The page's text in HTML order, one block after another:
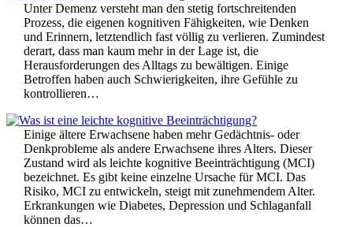
Unter Demenz versteht man den stetig fortschreitenden
Prozess, die eigenen kognitiven Fähigkeiten, wie Denken
und Erinnern, letztendlich fast völlig zu verlieren. Zumindest
derart, dass man kaum mehr in der Lage ist, die
Herausforderungen des Alltags zu bewältigen. Einige
Betroffen haben auch Schwierigkeiten, ihre Gefühle zu
kontrollieren…
Einige ältere Erwachsene haben mehr Gedächtnis- oder
Denkprobleme als andere Erwachsene ihres Alters. Dieser
Zustand wird als leichte kognitive Beeinträchtigung (MCI)
bezeichnet. Es gibt keine einzelne Ursache für MCI. Das
Risiko, MCI zu entwickeln, steigt mit zunehmendem Alter.
Erkrankungen wie Diabetes, Depression und Schlaganfall
können das…